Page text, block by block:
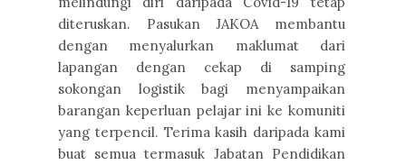
diteruskan. Pasukan JAKOA membantu
dengan menyalurkan maklumat dari
lapangan dengan cekap di samping
sokongan logistik bagi menyampaikan
barangan keperluan pelajar ini ke komuniti
yang terpencil. Terima kasih daripada kami
buat semua termasuk Jabatan Pendidikan